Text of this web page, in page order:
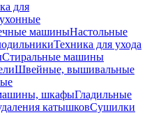
для
машиныНастольные
Техника для ухода
Стиральные машины
Швейные, вышивальные
шкафыГладильные
катышковСушилки